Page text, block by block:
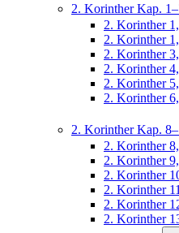
2. Korinther Kap.
2. Korinther
2. Korinther
2. Korinther
2. Korinther
2. Korinther
2. Korinther
2. Korinther Kap.
2. Korinther
2. Korinther
2. Korinther
2. Korinther
2. Korinther
2. Korinther